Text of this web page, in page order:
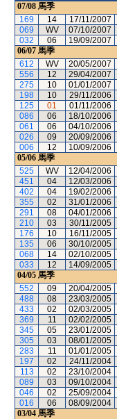
07/08 馬季
169
14 17/11/2007
069
WV 07/10/2007
032
06 19/09/2007
06/07 馬季
612
WV 20/05/2007
556
12 29/04/2007
275
10 01/01/2007
198
10 29/11/2006
125
01 01/11/2006
086
06 18/10/2006
061
06 04/10/2006
026
09 20/09/2006
006
12 10/09/2006
05/06 馬季
525
WV 12/04/2006
451
04 12/03/2006
402
04 19/02/2006
355
02 31/01/2006
291
08 04/01/2006
210
03 30/11/2005
176
10 16/11/2005
135
06 30/10/2005
068
14 02/10/2005
033
12 14/09/2005
04/05 馬季
552
09 20/04/2005
488
08 23/03/2005
433
02 02/03/2005
369
11 02/02/2005
345
05 23/01/2005
305
03 08/01/2005
283
11 01/01/2005
197
02 24/11/2004
113
02 23/10/2004
089
03 09/10/2004
046
02 25/09/2004
016
06 08/09/2004
03/04 馬季